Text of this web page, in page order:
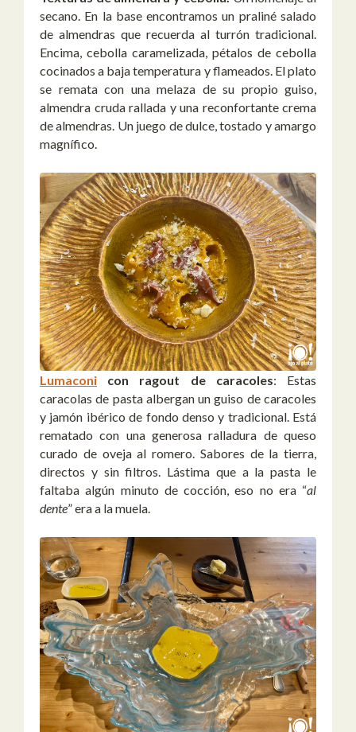
secano. En la base encontramos un praliné salado
de almendras que recuerda al turrón tradicional.
Encima, cebolla caramelizada, pétalos de cebolla
cocinados a baja temperatura y flameados. El plato
se remata con una melaza de su propio guiso,
almendra cruda rallada y una reconfortante crema
de almendras. Un juego de dulce, tostado y amargo
magnífico.
Lumaconi con ragout de caracoles: Estas
caracolas de pasta albergan un guiso de caracoles
y jamón ibérico de fondo denso y tradicional. Está
rematado con una generosa ralladura de queso
curado de oveja al romero. Sabores de la tierra,
directos y sin filtros. Lástima que a la pasta le
faltaba algún minuto de cocción, eso no era “al
dente” era a la muela.